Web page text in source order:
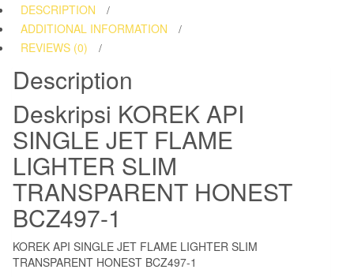
TRANSPARENT
HONEST
BCZ497-
1
quantity
DESCRIPTION
ADDITIONAL INFORMATION
REVIEWS (0)
Description
Deskripsi KOREK API
SINGLE JET FLAME
LIGHTER SLIM
TRANSPARENT HONEST
BCZ497-1
KOREK API SINGLE JET FLAME LIGHTER SLIM
TRANSPARENT HONEST BCZ497-1